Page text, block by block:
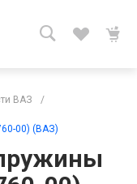
ВАЗ
/
00) (ВАЗ)